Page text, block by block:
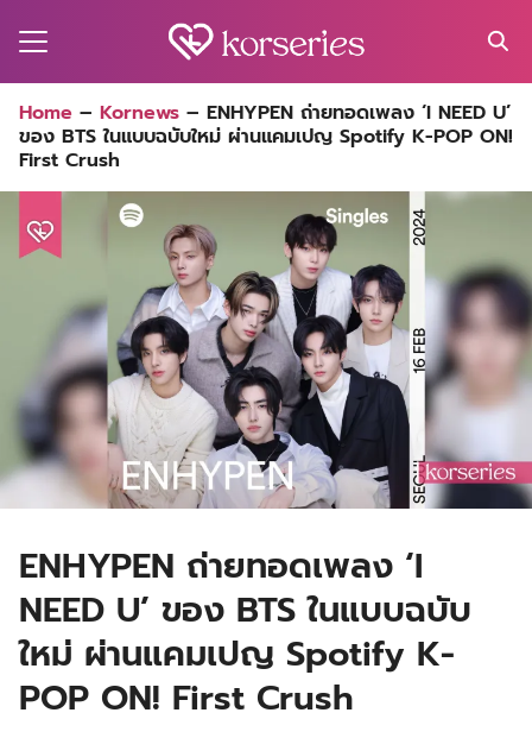
for:
Home – Kornews – ENHYPEN ถ่ายทอดเพลง ‘I NEED U’
ของ BTS ในแบบฉบับใหม่ ผ่านแคมเปญ Spotify K-POP ON!
First Crush
ENHYPEN ถ่ายทอดเพลง ‘I
NEED U’ ของ BTS ในแบบฉบับ
ใหม่ ผ่านแคมเปญ Spotify K-
POP ON! First Crush